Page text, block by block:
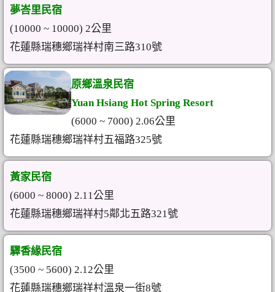
夢峇里民宿
(10000 ~ 10000) 2公里
花蓮縣瑞穗鄉瑞祥村南三路310號
原鄉溫泉民宿
Yuan Hsiang Hot Spring Resort
(6000 ~ 7000) 2.06公里
花蓮縣瑞穗鄉瑞祥村五福路325號
黃家民宿
(6000 ~ 8000) 2.11公里
花蓮縣瑞穗鄉瑞祥村5鄰北五路321號
驛香緣民宿
(3500 ~ 5600) 2.12公里
花蓮縣瑞穗鄉瑞祥村溫泉一街8號